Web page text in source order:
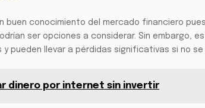
buen conocimiento del mercado financiero
ser opciones a considerar. Sin embargo,
pueden llevar a pérdidas significativas si no
dinero por internet sin invertir